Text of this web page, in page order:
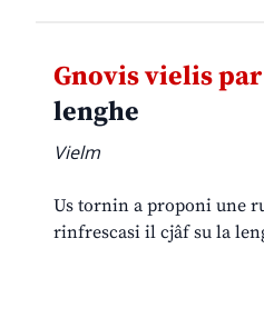
Gnovis vielis
lenghe
Vielm
Us tornin a proponi une
rinfrescasi il cjâf su la